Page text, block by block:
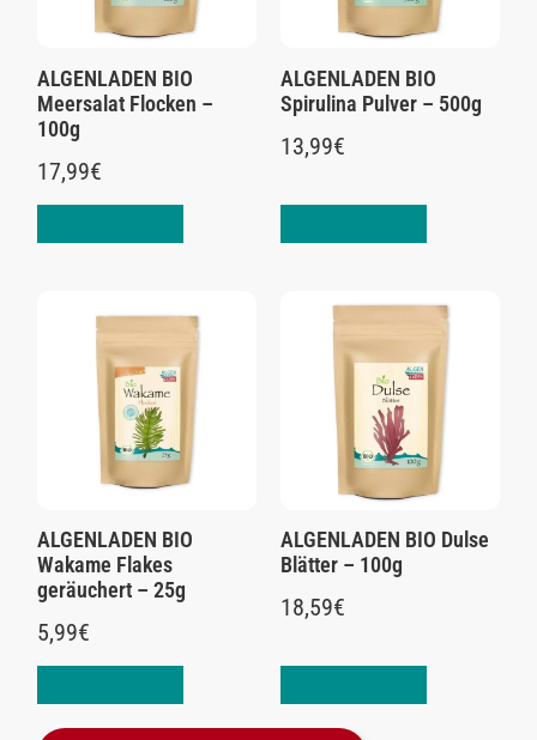
ALGENLADEN BIO
Meersalat Flocken –
100g
17,99€
ALGENLADEN BIO
Spirulina Pulver – 500g
13,99€
ALGENLADEN BIO
Wakame Flakes
geräuchert – 25g
5,99€
ALGENLADEN BIO Dulse
Blätter – 100g
18,59€